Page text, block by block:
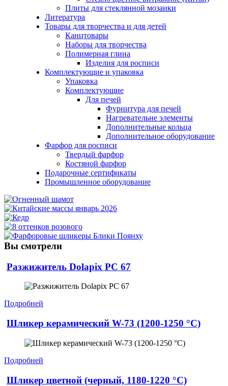
Плиты для стеклянной мозаики
Литература
Товары для творчества и для детей
Канцтовары
Наборы для творчества
Полимерная глина
Изделия для росписи
Комплектующие и упаковка
Упаковка
Комплектующие
Для печей
Фурнитура для печей
Нагревательне элементы
Дополнительные кольца
Дополнительное оборудование
Фарфор для росписи
Твердый фарфор
Костяной фарфор
Подарочные сертификаты
Промышленное оборудование
Вы смотрели
Разжижитель Dolapix PC 67
Подробней
Шликер керамический W-73 (1200-1250 °C)
Подробней
Шликер цветной (черный, 1180-1220 °C)